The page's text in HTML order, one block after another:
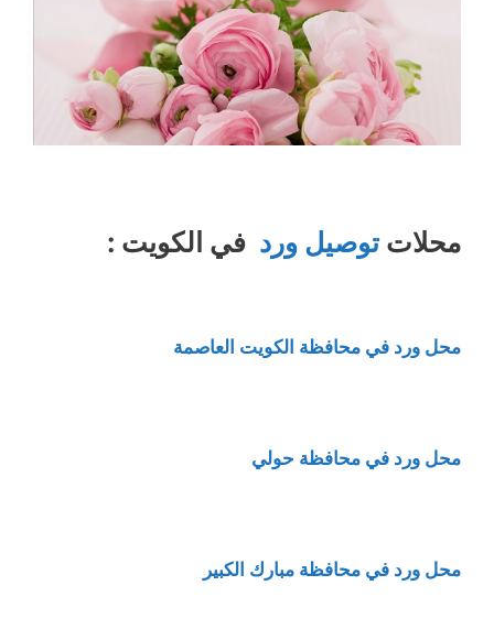
محلاتتوصيل ورد في الكويت :
محل ورد في محافظة الكويت العاصمة
محل ورد في محافظة حولي
محل ورد في محافظة مبارك الكبير